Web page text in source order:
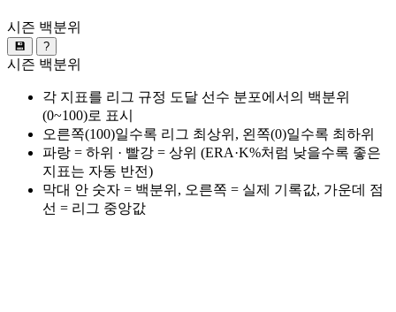
시즌 백분위
💾 ?
시즌 백분위
각 지표를 리그 규정 도달 선수 분포에서의 백분위
(0~100)로 표시
오른쪽(100)일수록 리그 최상위, 왼쪽(0)일수록 최하위
파랑 = 하위 · 빨강 = 상위 (ERA·K%처럼 낮을수록 좋은
지표는 자동 반전)
막대 안 숫자 = 백분위, 오른쪽 = 실제 기록값, 가운데 점
선 = 리그 중앙값